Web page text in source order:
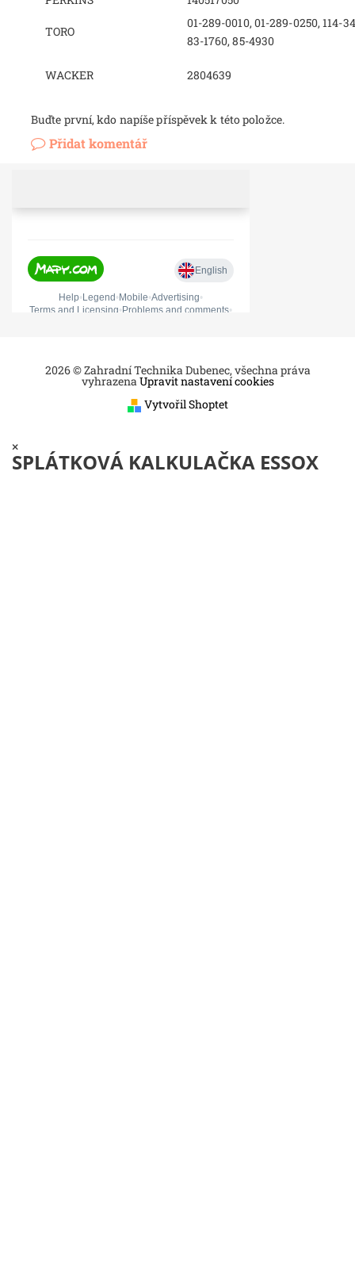
TORO
01-289-0010, 01-289-0250, 114-
83-1760, 85-4930
WACKER 2804639
Buďte první, kdo napíše příspěvek k této položce.
Přidat komentář
2026 © Zahradní Technika Dubenec, všechna práva
vyhrazenaUpravit nastavení cookies
Vytvořil Shoptet
×
SPLÁTKOVÁ KALKULAČKA ESSOX